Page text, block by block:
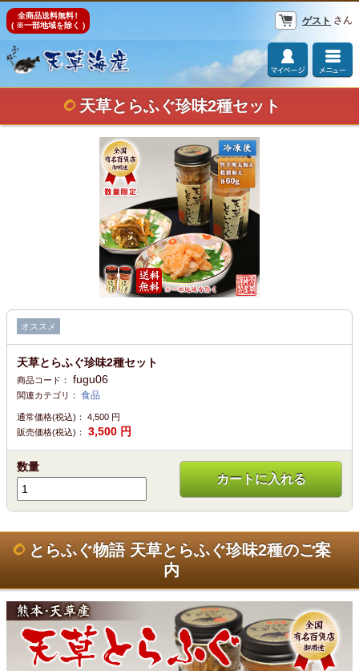
全商品送料無料！
( ※一部地域を除く )
ゲスト さん
天草とらふぐ珍味2種セット
オススメ
天草とらふぐ珍味2種セット
商品コード： fugu06
関連カテゴリ： 食品
通常価格(税込)： 4,500 円
販売価格(税込)：
3,500 円
数量
カートに入れる
とらふぐ物語 天草とらふぐ珍味2種のご案
内